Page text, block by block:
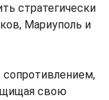
стратегически
Мариуполь и
сопротивлением,
свою